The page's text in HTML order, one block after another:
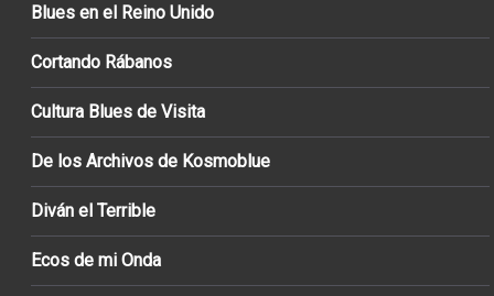
Blues en el Reino Unido
Cortando Rábanos
Cultura Blues de Visita
De los Archivos de Kosmoblue
Diván el Terrible
Ecos de mi Onda